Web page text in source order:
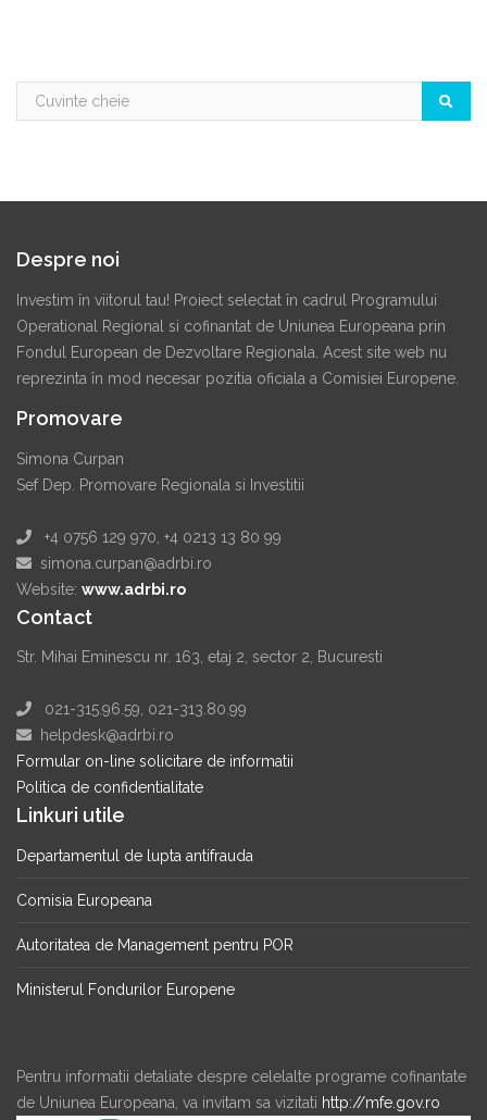
Despre noi
Investim în viitorul tau! Proiect selectat în cadrul Programului
Operational Regional si cofinantat de Uniunea Europeana prin
Fondul European de Dezvoltare Regionala. Acest site web nu
reprezinta în mod necesar pozitia oficiala a Comisiei Europene.
Promovare
Simona Curpan
Sef Dep. Promovare Regionala si Investitii
+4 0756 129 970, +4 0213 13 80 99
simona.curpan@adrbi.ro
Website: www.adrbi.ro
Contact
Str. Mihai Eminescu nr. 163, etaj 2, sector 2, Bucuresti
021-315.96.59, 021-313.80.99
helpdesk@adrbi.ro
Formular on-line solicitare de informatii
Politica de confidentialitate
Linkuri utile
Departamentul de lupta antifrauda
Comisia Europeana
Autoritatea de Management pentru POR
Ministerul Fondurilor Europene
Pentru informatii detaliate despre celelalte programe cofinantate
de Uniunea Europeana, va invitam sa vizitati http://mfe.gov.ro